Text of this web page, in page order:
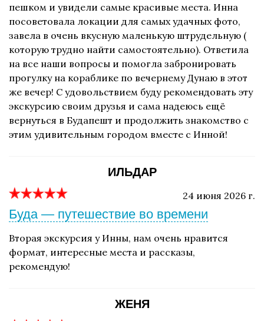
пешком и увидели самые красивые места. Инна
посоветовала локации для самых удачных фото,
завела в очень вкусную маленькую штрудельную (
которую трудно найти самостоятельно). Ответила
на все наши вопросы и помогла забронировать
прогулку на кораблике по вечернему Дунаю в этот
же вечер! С удовольствием буду рекомендовать эту
экскурсию своим друзья и сама надеюсь ещё
вернуться в Будапешт и продолжить знакомство с
этим удивительным городом вместе с Инной!
ИЛЬДАР
24 июня 2026 г.
Буда — путешествие во времени
Вторая экскурсия у Инны, нам очень нравится
формат, интересные места и рассказы,
рекомендую!
ЖЕНЯ